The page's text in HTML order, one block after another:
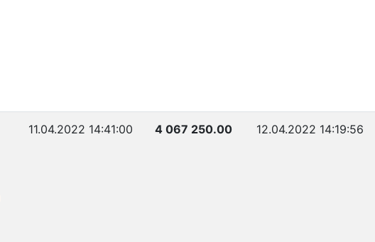
11.04.2022 14:41:00 4 067 250.00 12.04.2022 14:19:56